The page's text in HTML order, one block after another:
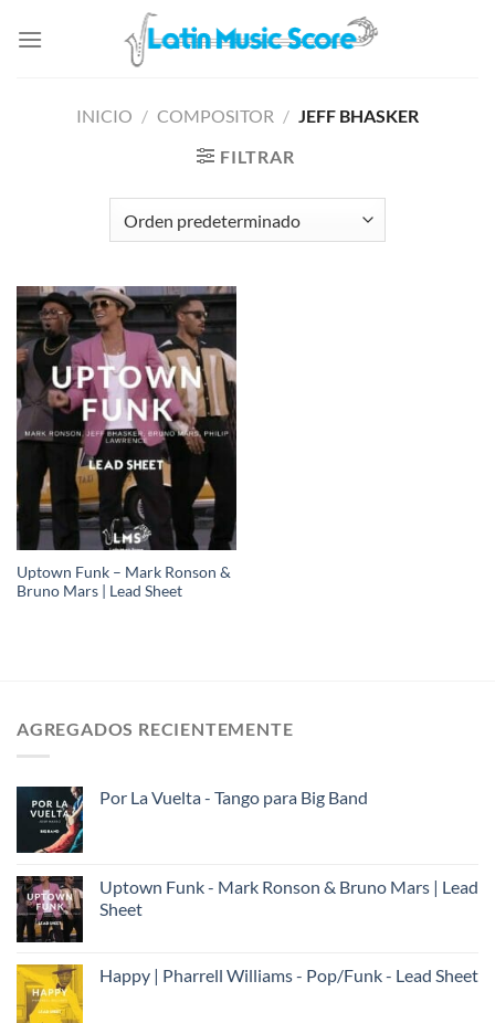
INICIO / COMPOSITOR / JEFF BHASKER
FILTRAR
Uptown Funk – Mark Ronson &
Bruno Mars | Lead Sheet
AGREGADOS RECIENTEMENTE
Por La Vuelta - Tango para Big Band
Uptown Funk - Mark Ronson & Bruno Mars | Lead
Sheet
Happy | Pharrell Williams - Pop/Funk - Lead Sheet